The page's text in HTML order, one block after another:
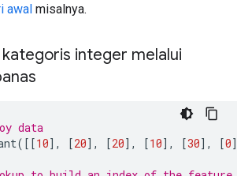
awal misalnya.
integer melalui
data
([[10], [20], [20], [10], [30], [0